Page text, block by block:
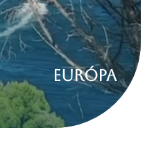
EURÓPA